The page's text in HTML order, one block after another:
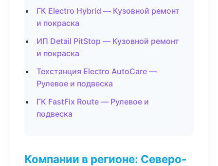
ГК Electro Hybrid — Кузовной ремонт
и покраска
ИП Detail PitStop — Кузовной ремонт
и покраска
Техстанция Electro AutoCare —
Рулевое и подвеска
ГК FastFix Route — Рулевое и
подвеска
Компании в регионе: Северо-